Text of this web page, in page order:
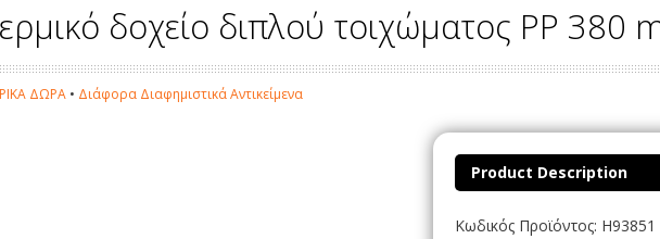
δοχείο διπλού τοιχώματος PP 380
ΔΩΡΑ • Διάφορα Διαφημιστικά Αντικείμενα
Product Description
Κωδικός Προϊόντος: H93851